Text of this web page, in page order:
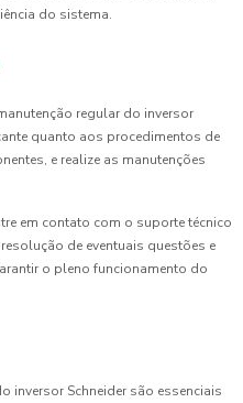
do sistema.
regular do inversor
quanto aos procedimentos de
e realize as manutenções
em contato com o suporte técnico
de eventuais questões e
o pleno funcionamento do
inversor Schneider são essenciais